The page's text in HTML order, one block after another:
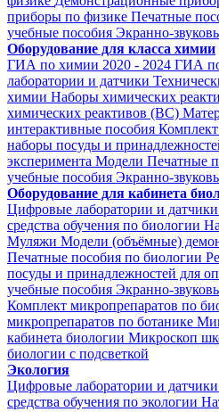
приборы по физике Печатные
учебные пособия Экранно-
Оборудование для класса химии
ГИА по химии 2020 - 2024 ГИА
лаборатории и датчики
химии Наборы химических
химических реактивов (ВС)
интерактивные пособия
наборы посуды и
эксперимента Модели Печатные
учебные пособия Экранно-
Оборудование для кабинета
Цифровые лаборатории и
средства обучения по биологии
Муляжи Модели (объёмные)
Печатные пособия по биологии
посуды и принадлежностей для
учебные пособия Экранно-
Комплект микропрепаратов по
микропрепаратов по ботанике
кабинета биологии Микроскоп
биологии с подсветкой
Экология
Цифровые лаборатории и
средства обучения по экологии